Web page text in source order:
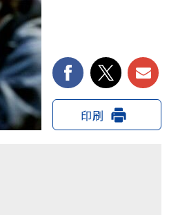
facebooktwitter
印刷